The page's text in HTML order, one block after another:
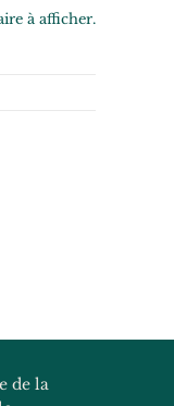
à afficher.
de la